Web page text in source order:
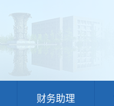
财务助理